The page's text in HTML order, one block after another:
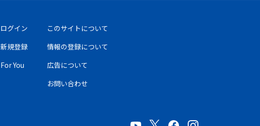
ログイン
新規登録
For You
このサイトについて
情報の登録について
広告について
お問い合わせ